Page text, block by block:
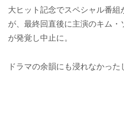
大ヒット記念でスペシャル番組
が、最終回直後に主演のキム
が発覚し中止に。
ドラマの余韻にも浸れなかった